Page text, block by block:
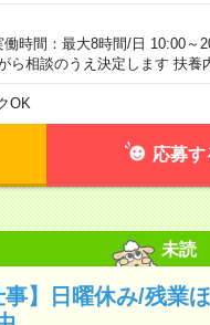
働時間：最大8時間/日 10:00～
ら相談のうえ決定します 扶養
OK
応募す
未読
事】日曜休み/残業